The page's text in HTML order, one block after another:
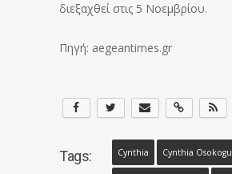
διεξαχθεί στις 5 Νοεμβρίου.
Πηγή: aegeantimes.gr
Tags: Cynthia Cynthia Osokogu